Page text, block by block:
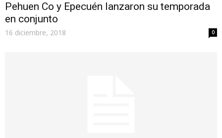
Pehuen Co y Epecuén lanzaron su temporada
en conjunto
16 diciembre, 2018 0